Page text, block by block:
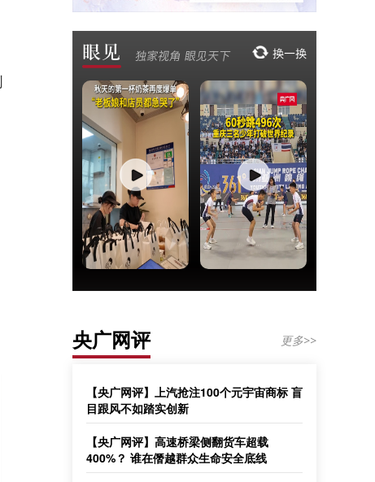
央广网评 更多>>
【央广网评】上汽抢注100个元宇宙商标 盲
目跟风不如踏实创新
【央广网评】高速桥梁侧翻货车超载
400%？ 谁在僭越群众生命安全底线